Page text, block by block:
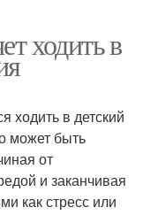
ходить в
ходить в детский
может быть
от
и заканчивая
как стресс или